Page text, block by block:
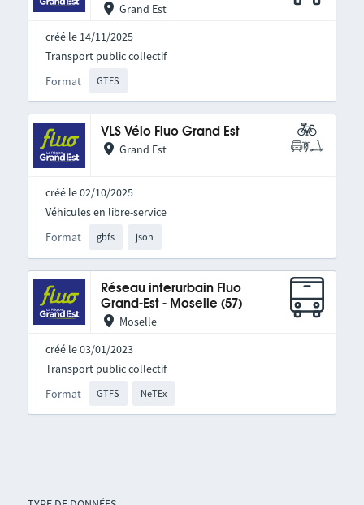
Grand Est
créé le 14/11/2025
Format GTFS
Transport public collectif
VLS Vélo Fluo Grand Est
Grand Est
créé le 02/10/2025
Format gbfs json
Véhicules en libre-service
Réseau interurbain Fluo
Grand-Est - Moselle (57)
Moselle
créé le 03/01/2023
Format GTFS NeTEx
Transport public collectif